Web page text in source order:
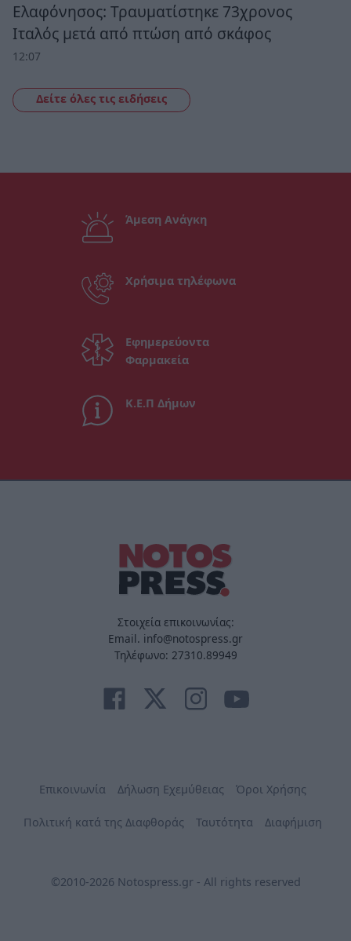
Ελαφόνησος: Τραυματίστηκε 73χρονος
Ιταλός μετά από πτώση από σκάφος
12:07
Δείτε όλες τις ειδήσεις
Άμεση Ανάγκη
Χρήσιμα τηλέφωνα
Εφημερεύοντα
Φαρμακεία
Κ.Ε.Π Δήμων
Στοιχεία επικοινωνίας:
Email. info@notospress.gr
Τηλέφωνο: 27310.89949
Επικοινωνία Δήλωση Εχεμύθειας Όροι Χρήσης
Πολιτική κατά της Διαφθοράς Ταυτότητα Διαφήμιση
©2010-2026 Notospress.gr - All rights reserved